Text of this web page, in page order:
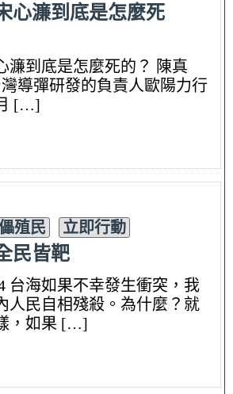
心濂到底是怎麼死
濂到底是怎麼死的？ 陳真
灣導彈研發的負責人歐陽力行
[…]
殖民 立即行動
民皆靶
台海如果不幸發生衝突，我
人民自相殘殺。為什麼？就
，如果 […]